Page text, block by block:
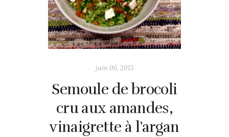
juin 06, 2015
Semoule de brocoli
cru aux amandes,
vinaigrette à l’argan